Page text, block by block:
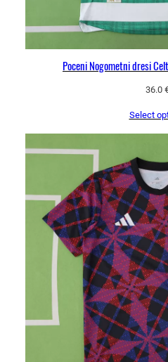
Poceni Nogometni dresi
36.0
Select